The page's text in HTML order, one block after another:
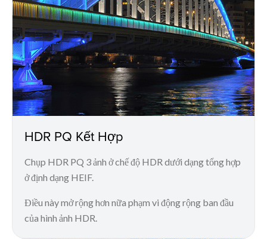
HDR PQ Kết Hợp
Chụp HDR PQ 3 ảnh ở chế độ HDR dưới dạng tổng hợp
ở định dạng HEIF.
Điều này mở rộng hơn nữa phạm vi động rộng ban đầu
của hình ảnh HDR.